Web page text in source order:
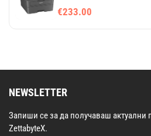
€233.00
NEWSLETTER
Запиши се за да получаваш актуални
ZettabyteX.